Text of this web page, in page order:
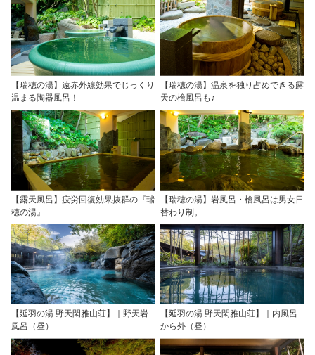
【瑞穂の湯】遠赤外線効果でじっくり
温まる陶器風呂！
【瑞穂の湯】温泉を独り占めできる露
天の檜風呂も♪
【露天風呂】疲労回復効果抜群の『瑞
穂の湯』
【瑞穂の湯】岩風呂・檜風呂は男女日
替わり制。
【延羽の湯 野天閑雅山荘】｜野天岩
風呂（昼）
【延羽の湯 野天閑雅山荘】｜内風呂
から外（昼）